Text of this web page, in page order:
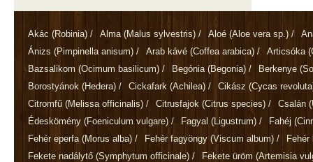
Akác (Robinia) / Alma (Malus sylvestris) / Aloé (Aloe vera sp.) /
Ánizs (Pimpinella anisum) / Arab kávé (Coffea arabica) / Articsóka
Bazsalikom (Ocimum basilicum) / Begónia (Begonia) / Berkenye
Borostyánok (Hedera) / Cickafark (Achilea) / Cikász (Cycas
Citromfű (Melissa officinalis) / Citrusfajok (Citrus species) / Csalán
Édeskömény (Foeniculum vulgare) / Fagyal (Ligustrum) / Fahéj
Fehér eperfa (Morus alba) / Fehér fagyöngy (Viscum album) /
Fekete nadálytő (Symphytum officinale) / Fekete üröm (Artemisia